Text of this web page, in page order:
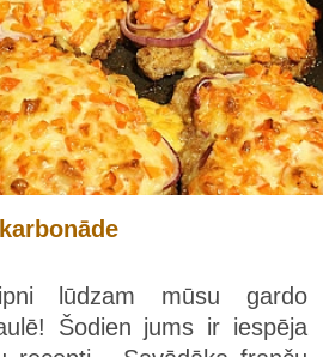
lūdzam mūsu gardo
Šodien jums ir iespēja